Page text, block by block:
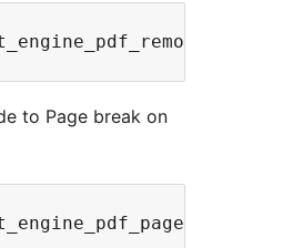
to Page break on